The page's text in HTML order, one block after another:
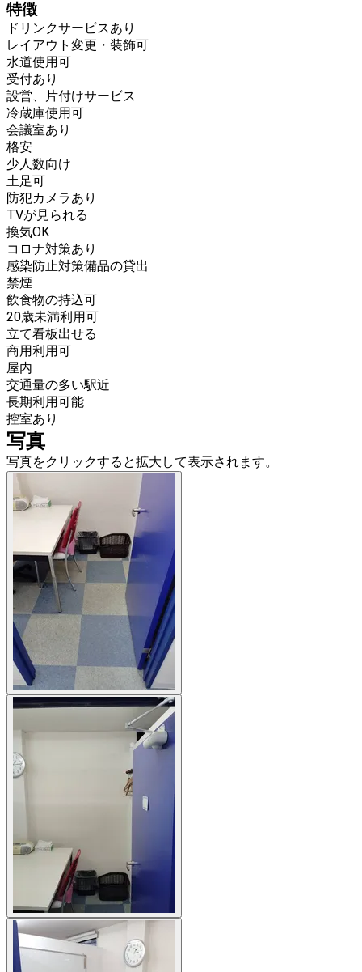
特徴
ドリンクサービスあり
レイアウト変更・装飾可
水道使用可
受付あり
設営、片付けサービス
冷蔵庫使用可
会議室あり
格安
少人数向け
土足可
防犯カメラあり
TVが見られる
換気OK
コロナ対策あり
感染防止対策備品の貸出
禁煙
飲食物の持込可
20歳未満利用可
立て看板出せる
商用利用可
屋内
交通量の多い駅近
長期利用可能
控室あり
写真
写真をクリックすると拡大して表示されます。